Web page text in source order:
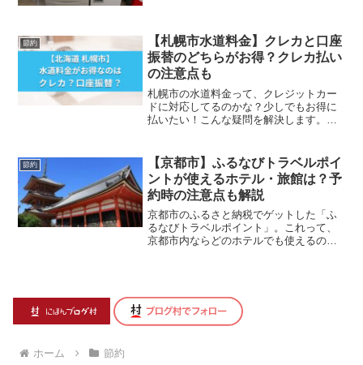
節約
【札幌市水道料金】クレカと口座
振替のどちらがお得？クレカ払い
の注意点も
札幌市の水道料金って、クレジットカー
ドに対応してるのかな？少しでもお得に
払いたい！こんな疑問を解決します。電
節約
【京都市】ふるなびトラベルポイ
ントが使えるホテル・旅館は？予
約時の注意点も解説
京都市のふるさと納税でゲットした「ふ
るなびトラベルポイント」。これって、
京都市内ならどのホテルでも使えるのか
ホーム 節約